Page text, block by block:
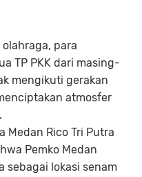
para
TP PKK dari masing-
mengikuti gerakan
atmosfer
Medan Rico Tri Putra
Pemko Medan
sebagai lokasi senam